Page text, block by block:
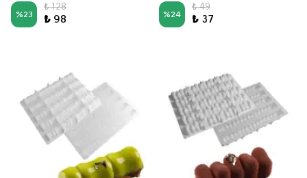
%23
₺ 128
₺ 98 %24
₺ 49
₺ 37